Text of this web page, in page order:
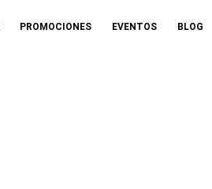
PROMOCIONES EVENTOS BLOG